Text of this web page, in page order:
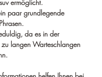
ermöglicht.
paar grundlegende
da es in der
langen Warteschlangen